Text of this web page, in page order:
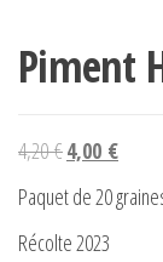
Piment
4,20€Le prix initial
4,00 €Le
Paquet de 20
Récolte 2023